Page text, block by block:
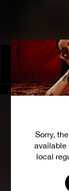
Sorry,
available
local
Orgie au château
ALEXIS CRYSTAL|